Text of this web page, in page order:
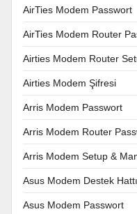
AirTies Modem Passwort
AirTies Modem Router
Airties Modem Router
Airties Modem Şifresi
Arris Modem Passwort
Arris Modem Router
Arris Modem Setup &
Asus Modem Destek Hattı
Asus Modem Passwort